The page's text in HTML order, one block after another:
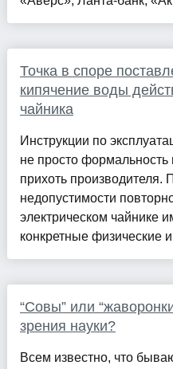
Точка в споре
кипячение воды
чайника
Инструкции по
не просто формальность
прихоть производителя.
недопустимости
электрическом чайнике
конкретные физические
“Совы” или
зрения науки?
Всем известно, что